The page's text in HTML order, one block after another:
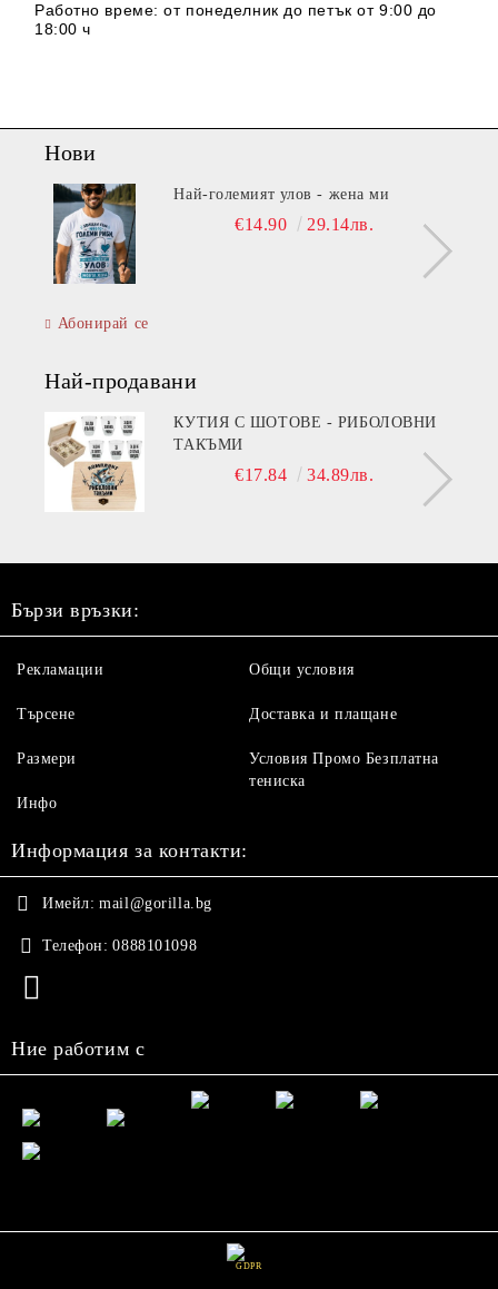
Работно време: от понеделник до петък от 9:00 до
18:00 ч
Нови
Най-големият улов - жена ми
€14.90 29.14лв.
Абонирай се
Най-продавани
КУТИЯ С ШОТОВЕ - РИБОЛОВНИ
ТАКЪМИ
€17.84 34.89лв.
Бързи връзки:
Рекламации
Търсене
Размери
Инфо
Общи условия
Доставка и плащане
Условия Промо Безплатна
тениска
Информация за контакти:
Имейл: mail@gorilla.bg
Телефон: 0888101098
Ние работим с
GDPR